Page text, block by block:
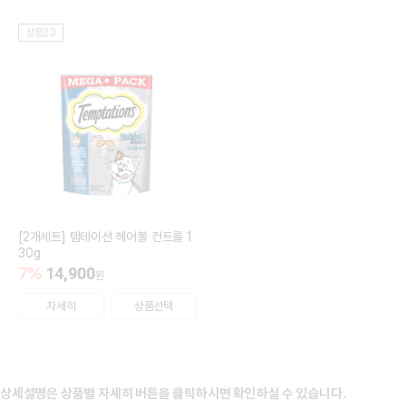
상품23
[2개세트] 템테이션 헤어볼 컨트롤 1
30g
14,900원
7%
자세히 상품선택
상세설명은 상품별 자세히 버튼을 클릭하시면 확인하실 수 있습니다.